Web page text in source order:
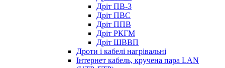
Дріт ПВ-3
Дріт ПВС
Дріт ППВ
Дріт РКГМ
Дріт ШВВП
Дроти і кабелі нагрівальні
Інтернет кабель, кручена пара LAN